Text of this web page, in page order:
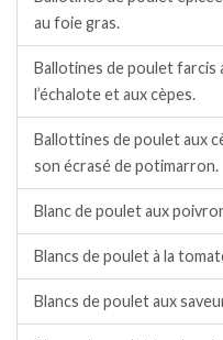
au foie gras.
Ballotines de poulet farcis
l’échalote et aux cèpes.
Ballottines de poulet aux
son écrasé de potimarron.
Blanc de poulet aux
Blancs de poulet à la
Blancs de poulet aux